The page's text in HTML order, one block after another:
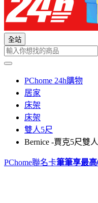
全站
PChome 24h購物
居家
床架
床架
雙人5尺
Bernice -賈克5尺雙
PChome聯名卡筆筆享最高